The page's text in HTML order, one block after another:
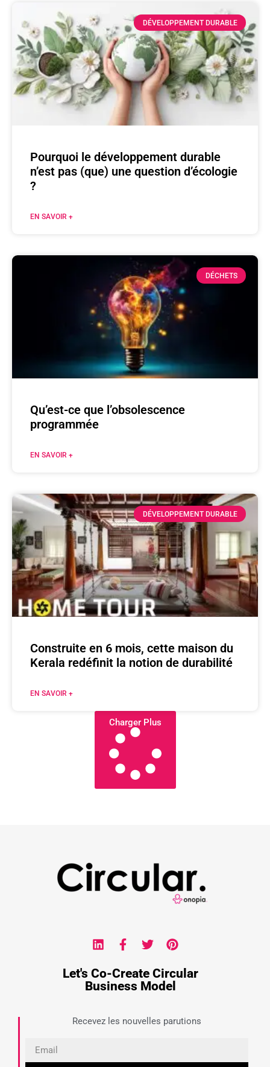
DÉVELOPPEMENT DURABLE
Pourquoi le développement durable
n’est pas (que) une question d’écologie
?
EN SAVOIR +
DÉCHETS
Qu’est-ce que l’obsolescence
programmée
EN SAVOIR +
DÉVELOPPEMENT DURABLE
Construite en 6 mois, cette maison du
Kerala redéfinit la notion de durabilité
EN SAVOIR +
Charger Plus
Let's Co-Create Circular
Business Model
Recevez les nouvelles parutions